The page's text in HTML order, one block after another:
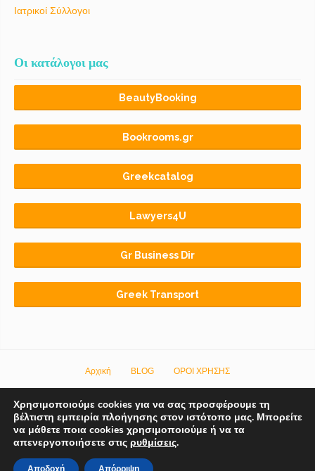
Ιατρικοί Σύλλογοι
Οι κατάλογοι μας
BeautyBooking
Bookrooms.gr
Greekcatalog
Lawyers4U
Gr Business Dir
Greek Transport
Αρχική BLOG ΟΡΟΙ ΧΡΗΣΗΣ
© 2018-2026 Copyright by All rights reserved.
Χρησιμοποιούμε cookies για να σας προσφέρουμε τη
βέλτιστη εμπειρία πλοήγησης στον ιστότοπο μας. Μπορείτε
να μάθετε ποια cookies χρησιμοποιούμε ή να τα
απενεργοποιήσετε στις ρυθμίσεις.